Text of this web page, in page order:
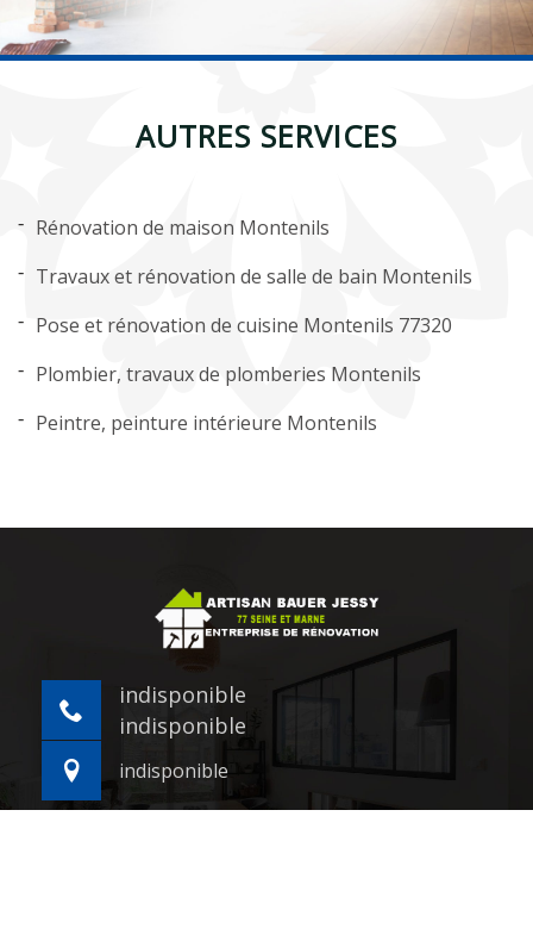
AUTRES SERVICES
Rénovation de maison Montenils
Travaux et rénovation de salle de bain Montenils
Pose et rénovation de cuisine Montenils 77320
Plombier, travaux de plomberies Montenils
Peintre, peinture intérieure Montenils
indisponible
indisponible
indisponible